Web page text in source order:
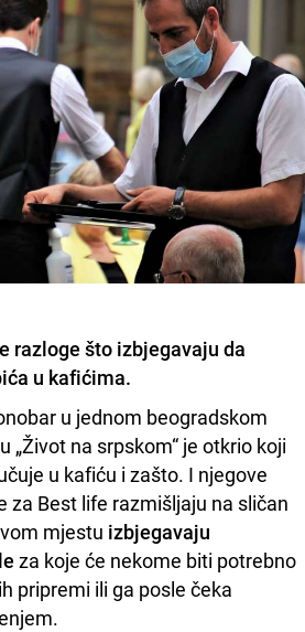
razloge što izbjegavaju da
u kafićima.
u jednom beogradskom
„Život na srpskom“ je otkrio koji
u kafiću i zašto. I njegove
za Best life razmišljaju na sličan
mjestu izbjegavaju
za koje će nekome biti potrebno
pripremi ili ga posle čeka